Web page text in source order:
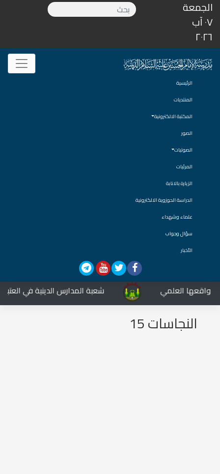
الجمعة
٠٧ آب
٢٠٢٦
الرئيسية
المنتديات
المكتبة الالكترونية
الصور
الصوتيات
المرئيات
الزيارة بالانابة
الدراسة الحوزوية الالكترونية
علماء وشهداء
سؤال وجواب
الأخبار
واقعها العلمي شعبة المدارس الدينية في العتبة
النجاسات 15